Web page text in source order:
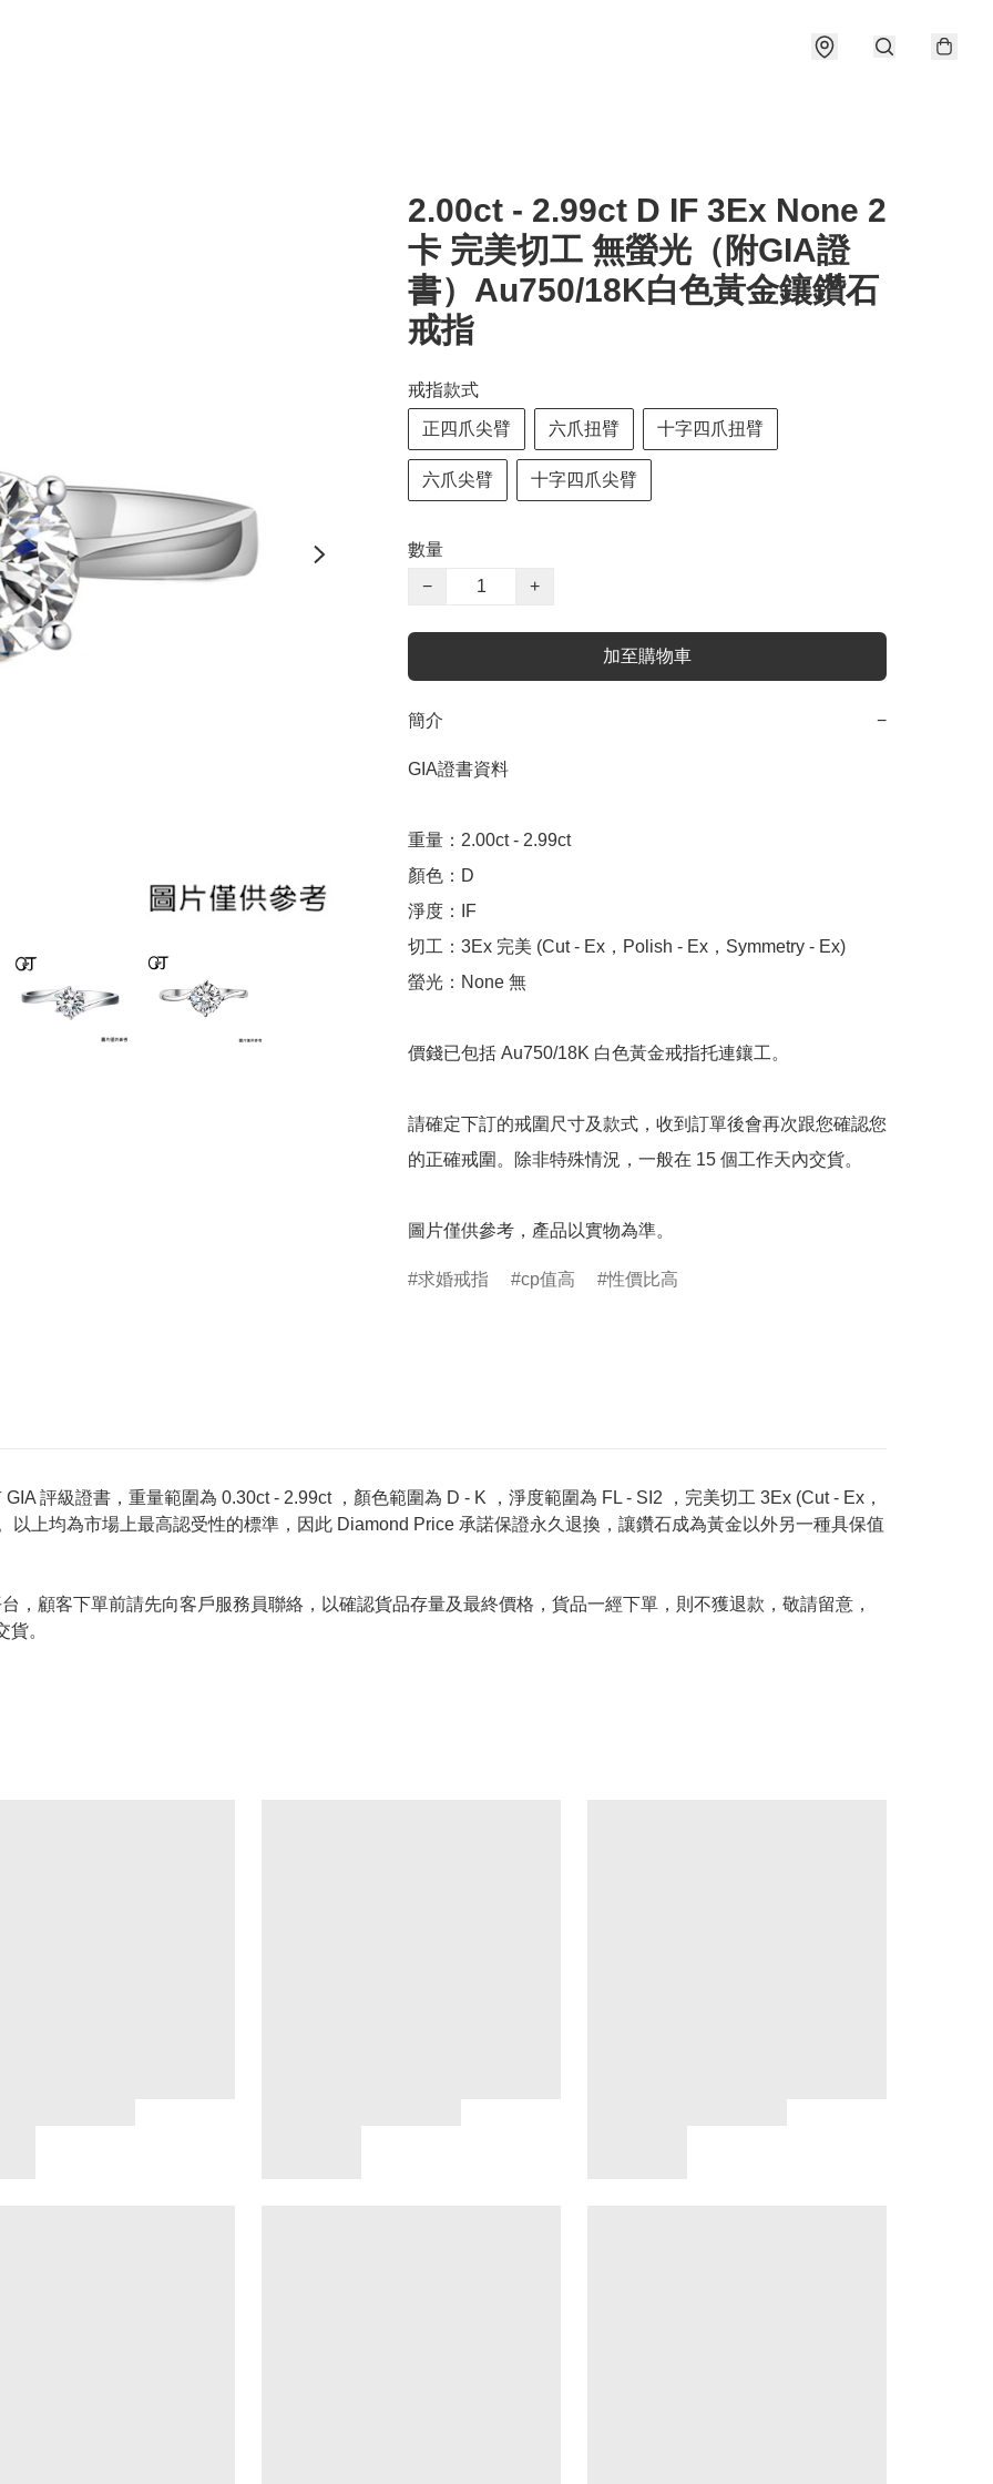
2.00ct - 2.99ct D IF 3Ex None 2
卡 完美切工 無螢光（附GIA證
書）Au750/18K白色黃金鑲鑽石
戒指
戒指款式
正四爪尖臂 六爪扭臂 十字四爪扭臂
六爪尖臂 十字四爪尖臂
數量
−
+
加至購物車
簡介 −
GIA證書資料
重量：2.00ct - 2.99ct
顏色：D
淨度：IF
切工：3Ex 完美 (Cut - Ex，Polish - Ex，Symmetry - Ex)
螢光：None 無
價錢已包括 Au750/18K 白色黃金戒指托連鑲工。
請確定下訂的戒圍尺寸及款式，收到訂單後會再次跟您確認您
的正確戒圍。除非特殊情況，一般在 15 個工作天內交貨。
圖片僅供參考，產品以實物為準。
求婚戒指 cp值高 性價比高
評級證書，重量範圍為 0.30ct - 2.99ct ，顏色範圍為 D - K ，淨度範圍為 FL - SI2 ，完美切工 3Ex (Cut - Ex，
以上均為市場上最高認受性的標準，因此 Diamond Price 承諾保證永久退換，讓鑽石成為黃金以外另一種具保值
，顧客下單前請先向客戶服務員聯絡，以確認貨品存量及最終價格，貨品一經下單，則不獲退款，敬請留意，
。